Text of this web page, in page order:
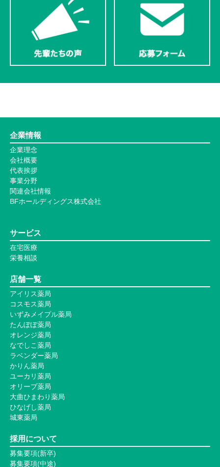
企業情報
企業理念
会社概要
代表挨拶
事業分野
関連会社情報
BFホールディングス株式会社
サービス
在宅医療
栄養相談
店舗一覧
アイリス薬局
コスモス薬局
いずみメイプル薬局
たんぽぽ薬局
オレンジ薬局
なでしこ薬局
ラベンダー薬局
かりん薬局
ユーカリ薬局
オリーブ薬局
大曲ひまわり薬局
ひなげし薬局
城東薬局
採用について
募集要項(新卒)
募集要項(中途)